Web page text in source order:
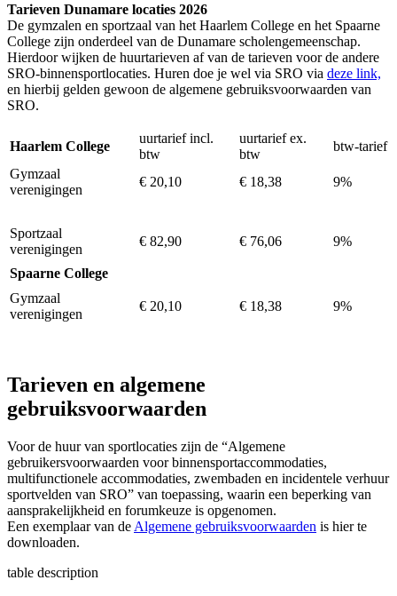
Tarieven Dunamare locaties 2026
De gymzalen en sportzaal van het Haarlem College en het Spaarne
College zijn onderdeel van de Dunamare scholengemeenschap.
Hierdoor wijken de huurtarieven af van de tarieven voor de andere
SRO-binnensportlocaties. Huren doe je wel via SRO via deze link,
en hierbij gelden gewoon de algemene gebruiksvoorwaarden van
SRO.
Haarlem College
uurtarief incl.
btw
uurtarief ex.
btw
btw-tarief
Gymzaal
verenigingen
€ 20,10 € 18,38 9%
Sportzaal
verenigingen
€ 82,90 € 76,06 9%
Spaarne College
Gymzaal
verenigingen
€ 20,10 € 18,38 9%
Tarieven en algemene
gebruiksvoorwaarden
Voor de huur van sportlocaties zijn de “Algemene
gebruikersvoorwaarden voor binnensportaccommodaties,
multifunctionele accommodaties, zwembaden en incidentele verhuur
sportvelden van SRO” van toepassing, waarin een beperking van
aansprakelijkheid en forumkeuze is opgenomen.
Een exemplaar van de Algemene gebruiksvoorwaarden is hier te
downloaden.
table description